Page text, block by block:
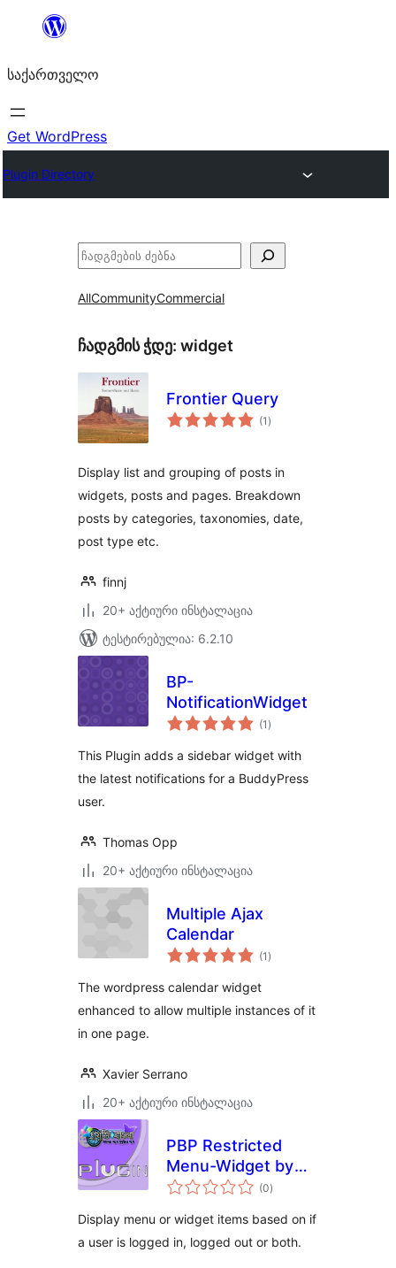
შიგთავსზე
საქართველო
Get WordPress
Plugin Directory
ძებნა
AllCommunityCommercial
ჩადგმის ჭდე: widget
Frontier Query
(1 საერთო
რეიტინგი
)
Display list and grouping of posts in
widgets, posts and pages. Breakdown
posts by categories, taxonomies, date,
post type etc.
finnj
20+ აქტიური ინსტალაცია
ტესტირებულია: 6.2.10
BP-
NotificationWidget
(1 საერთო
რეიტინგი
)
This Plugin adds a sidebar widget with
the latest notifications for a BuddyPress
user.
Thomas Opp
20+ აქტიური ინსტალაცია
Multiple Ajax
Calendar
(1 საერთო
რეიტინგი
)
The wordpress calendar widget
enhanced to allow multiple instances of it
in one page.
Xavier Serrano
20+ აქტიური ინსტალაცია
PBP Restricted
Menu-Widget by
role
(0საერთო
რეიტინგი
)
Display menu or widget items based on if
a user is logged in, logged out or both.